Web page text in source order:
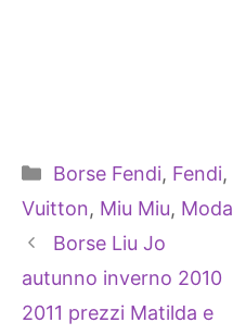
Categorie
Borse Fendi, Fendi,
Vuitton, Miu Miu, Moda
Borse Liu Jo
autunno inverno 2010
2011 prezzi Matilda e